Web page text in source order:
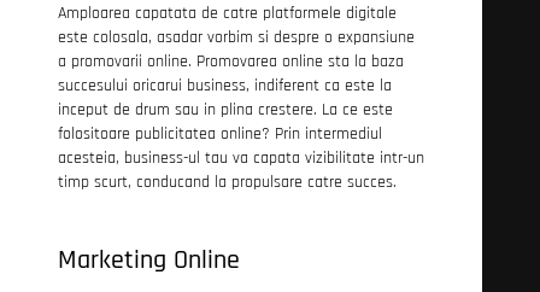
Amploarea capatata de catre platformele digitale
este colosala, asadar vorbim si despre o expansiune
a promovarii online. Promovarea online sta la baza
succesului oricarui business, indiferent ca este la
inceput de drum sau in plina crestere. La ce este
folositoare publicitatea online? Prin intermediul
acesteia, business-ul tau va capata vizibilitate intr-un
timp scurt, conducand la propulsare catre succes.
Marketing Online